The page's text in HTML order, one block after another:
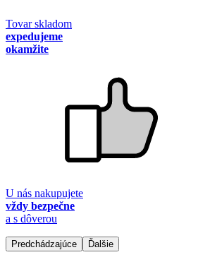
Tovar skladom
expedujeme
okamžite
U nás nakupujete
vždy bezpečne
a s dôverou
Predchádzajúce Ďalšie